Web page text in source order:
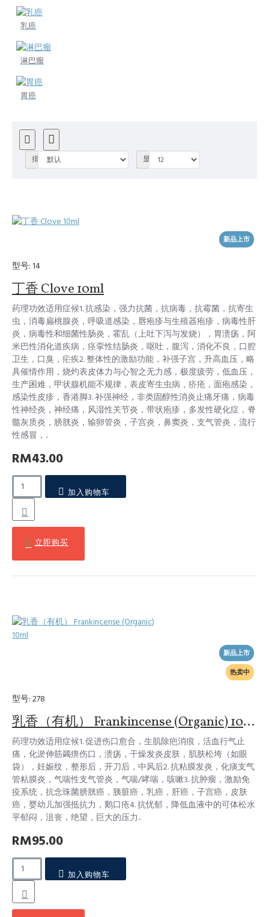
乳癌
淋巴瘤
胃癌
排序方式 显示
新品上市
型号: 14
丁香 Clove 10ml
药理功效适用症候1. 抗感染，强力抗菌，抗病毒，抗霉菌，抗寄生
虫，消毒扁桃腺炎，呼吸道感染，唇疱疹与生殖器疱疹，病毒性肝
炎，病毒性和细菌性肠炎，霍乱（上吐下泻与发烧），胃溃疡，阿
米巴性消化道疾病，痉挛性结肠炎，呕吐，腹泻，消化不良，口腔
卫生，口臭，疟疾2. 整体性的激励功能，补强子宫，升高血压，略
具催情作用，烧灼表皮体力与心智之无力感，极度疲劳，低血压，
生产困难，甲状腺机能不规律，表皮寄生虫病，疥疮，面疱感染，
感染性皮疹，香港脚3. 补强神经，非类固醇性消炎止痛牙痛，病毒
性神经炎，神经痛，风湿性关节炎，带状疱疹，多发性硬化症，脊
髓灰质炎，膀胱炎，输卵管炎，子宫炎，鼻窦炎，支气管炎，流行
性感冒，..
RM43.00
加入购物车
立即购买
新品上市
热卖中
型号: 278
乳香（有机） Frankincense (Organic) 10ml
药理功效适用症候1. 促进伤口愈合，生肌除疤消痕，活血行气止
痛，化淤伸筋蠲痹伤口，溃疡，干燥发炎皮肤，肌肤松垮（如眼
袋），妊娠纹，整形后，开刀后，中风后2. 抗粘膜发炎，化痰支气
管粘膜炎，气喘性支气管炎，气喘/哮喘，咳嗽3. 抗肿瘤，激励免
疫系统，抗念珠菌膀胱癌，胰脏癌，乳癌，肝癌，子宫癌，皮肤
癌，婴幼儿加强抵抗力，鹅口疮4. 抗忧郁，降低血液中的可体松水
平郁闷，沮丧，绝望，巨大的压力..
RM95.00
加入购物车